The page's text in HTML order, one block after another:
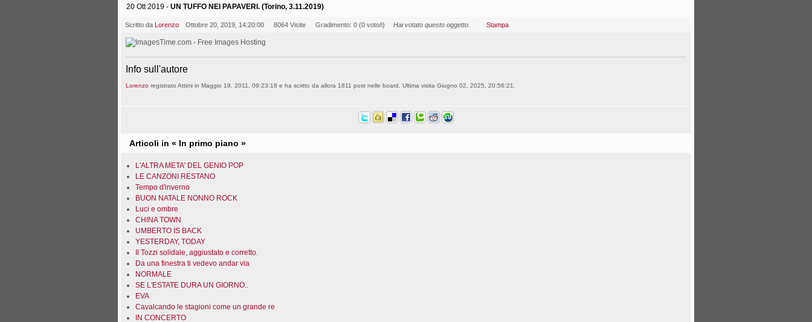
20 Ott 2019 - UN TUFFO NEI PAPAVERI. (Torino, 3.11.2019)
Scritto da Lorenzo Ottobre 20, 2019, 14:20:00 8064 Visite Gradimento: 0 (0 voto/i) Hai votato questo oggetto. Stampa
Info sull'autore
Lorenzo registrato Attimi in Maggio 19, 2011, 09:23:18 e ha scritto da allora 1811 post nelle board. Ultima visita Giugno 02, 2025, 20:56:21.
Articoli in « In primo piano »
L'ALTRA META' DEL GENIO POP
LE CANZONI RESTANO
Tempo d'inverno
BUON NATALE NONNO ROCK
Luci e ombre
CHINA TOWN
UMBERTO IS BACK
YESTERDAY, TODAY
Il Tozzi solidale, aggiustato e corretto.
Da una finestra ti vedevo andar via
NORMALE
SE L'ESTATE DURA UN GIORNO..
EVA
Cavalcando le stagioni come un grande re
IN CONCERTO